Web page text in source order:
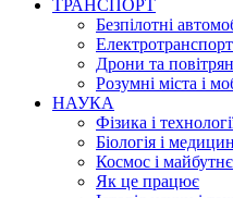
ТРАНСПОРТ
Безпілотні
Електротранспорт
Дрони та
Розумні міста і
НАУКА
Фізика і
Біологія і
Космос і майбутнє
Як це працює